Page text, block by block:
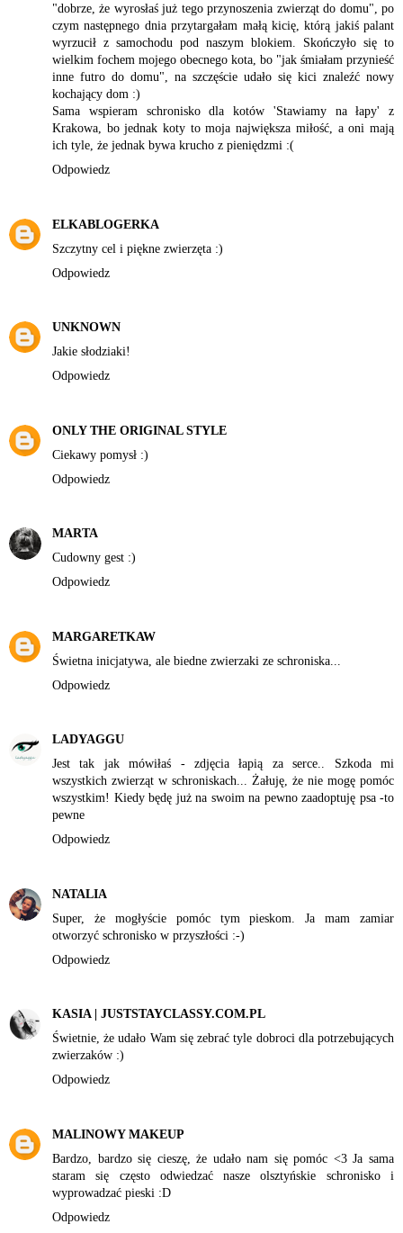
"dobrze, że wyrosłaś już tego przynoszenia zwierząt do domu", po
czym następnego dnia przytargałam małą kicię, którą jakiś palant
wyrzucił z samochodu pod naszym blokiem. Skończyło się to
wielkim fochem mojego obecnego kota, bo "jak śmiałam przynieść
inne futro do domu", na szczęście udało się kici znaleźć nowy
kochający dom :)
Sama wspieram schronisko dla kotów 'Stawiamy na łapy' z
Krakowa, bo jednak koty to moja największa miłość, a oni mają
ich tyle, że jednak bywa krucho z pieniędzmi :(
Odpowiedz
ELKABLOGERKA
Szczytny cel i piękne zwierzęta :)
Odpowiedz
UNKNOWN
Jakie słodziaki!
Odpowiedz
ONLY THE ORIGINAL STYLE
Ciekawy pomysł :)
Odpowiedz
MARTA
Cudowny gest :)
Odpowiedz
MARGARETKAW
Świetna inicjatywa, ale biedne zwierzaki ze schroniska...
Odpowiedz
LADYAGGU
Jest tak jak mówiłaś - zdjęcia łapią za serce.. Szkoda mi
wszystkich zwierząt w schroniskach... Żałuję, że nie mogę pomóc
wszystkim! Kiedy będę już na swoim na pewno zaadoptuję psa -to
pewne
Odpowiedz
NATALIA
Super, że mogłyście pomóc tym pieskom. Ja mam zamiar
otworzyć schronisko w przyszłości :-)
Odpowiedz
KASIA | JUSTSTAYCLASSY.COM.PL
Świetnie, że udało Wam się zebrać tyle dobroci dla potrzebujących
zwierzaków :)
Odpowiedz
MALINOWY MAKEUP
Bardzo, bardzo się cieszę, że udało nam się pomóc <3 Ja sama
staram się często odwiedzać nasze olsztyńskie schronisko i
wyprowadzać pieski :D
Odpowiedz